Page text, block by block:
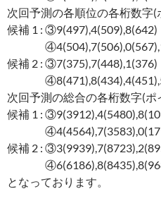
次回予測の各順位の各桁数字(
候補 1 : ③9(497),4(509),8(642)
候補 2 : ③7(375),7(448),1(376)
次回予測の総合の各桁数字(ポ
候補 1 :
候補 2 :
となっております。